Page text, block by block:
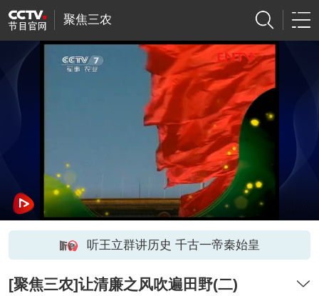
聚焦三农
听王立群讲历史 千古一帝秦始皇
[聚焦三农]让清廉之风吹遍田野(二)